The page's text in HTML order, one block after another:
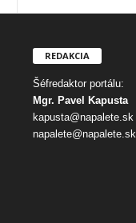
REDAKCIA
Šéfredaktor portálu:
Mgr. Pavel Kapusta
kapusta@napalete.sk
napalete@napalete.sk